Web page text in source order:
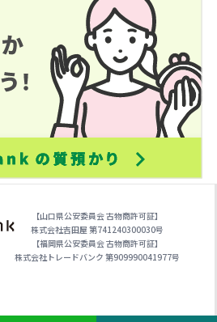
【山口県公安委員会 古物商許可証】
株式会社吉田屋 第741240300030号
【福岡県公安委員会 古物商許可証】
株式会社トレードバンク 第909990041977号